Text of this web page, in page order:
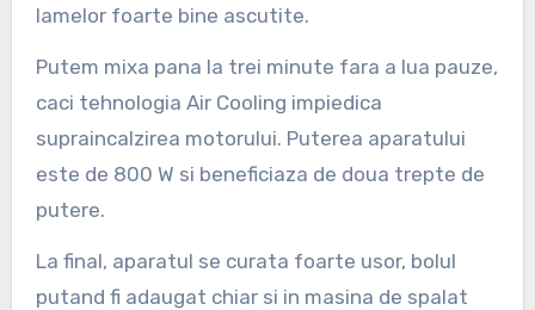
lamelor foarte bine ascutite.
Putem mixa pana la trei minute fara a lua pauze,
caci tehnologia Air Cooling impiedica
supraincalzirea motorului. Puterea aparatului
este de 800 W si beneficiaza de doua trepte de
putere.
La final, aparatul se curata foarte usor, bolul
putand fi adaugat chiar si in masina de spalat